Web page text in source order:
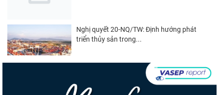
Nghị quyết 20-NQ/TW: Định hướng phát
triển thủy sản trong...
Thuế Mục 301 và bài toán thích ứng của
tôm Việt tại thị...